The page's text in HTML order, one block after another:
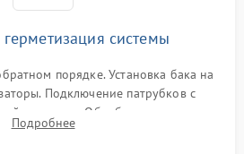
системы
порядке. Установка бака на
Подключение патрубков с
хомутами. Обработка стыков
возможных протечек воды.
Подробнее